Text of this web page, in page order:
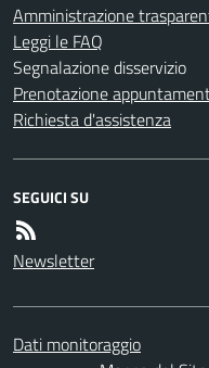
Amministrazione
Leggi le FAQ
Segnalazione disservizio
Prenotazione
Richiesta d'assistenza
SEGUICI SU
Newsletter
Dati monitoraggio